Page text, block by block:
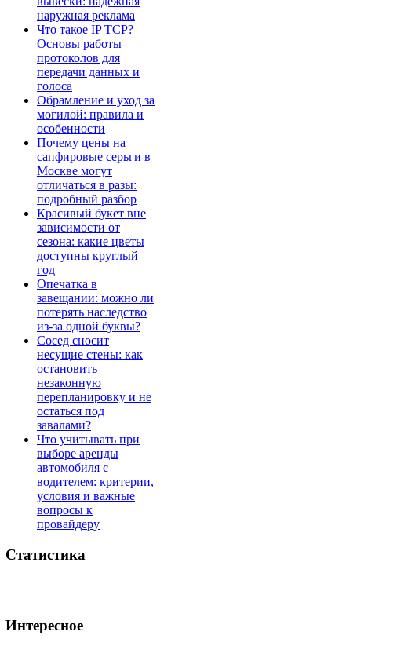
наружная реклама
Что такое IP TCP?
Основы работы
протоколов для
передачи данных и
голоса
Обрамление и уход за
могилой: правила и
особенности
Почему цены на
сапфировые серьги в
Москве могут
отличаться в разы:
подробный разбор
Красивый букет вне
зависимости от
сезона: какие цветы
доступны круглый
год
Опечатка в
завещании: можно ли
потерять наследство
из-за одной буквы?
Сосед сносит
несущие стены: как
остановить
незаконную
перепланировку и не
остаться под
завалами?
Что учитывать при
выборе аренды
автомобиля с
водителем: критерии,
условия и важные
вопросы к
провайдеру
Статистика
Интересное